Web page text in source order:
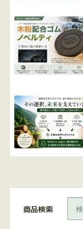
商品検索